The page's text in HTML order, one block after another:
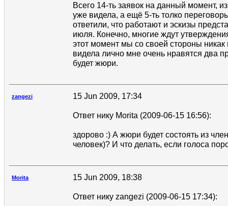
Всего 14-ть заявок на данный момент,
уже видела, а ещё 5-ть толко
ответили, что работают и эскизы
июля. Конечно, многие ждут
этот момент мы со своей стороны
видела лично мне очень нравятся два
будет жюри.
zangezi 15 Jun 2009, 17:34
Ответ нику Morita (2009-06-15 16:56):
здорово :) А жюри будет состоять из
человек)? И что делать, если голоса
Morita 15 Jun 2009, 18:38
Ответ нику zangezi (2009-06-15 17:34):